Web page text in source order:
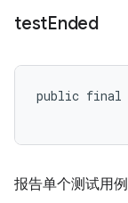
testEnded
public final
报告单个测试用